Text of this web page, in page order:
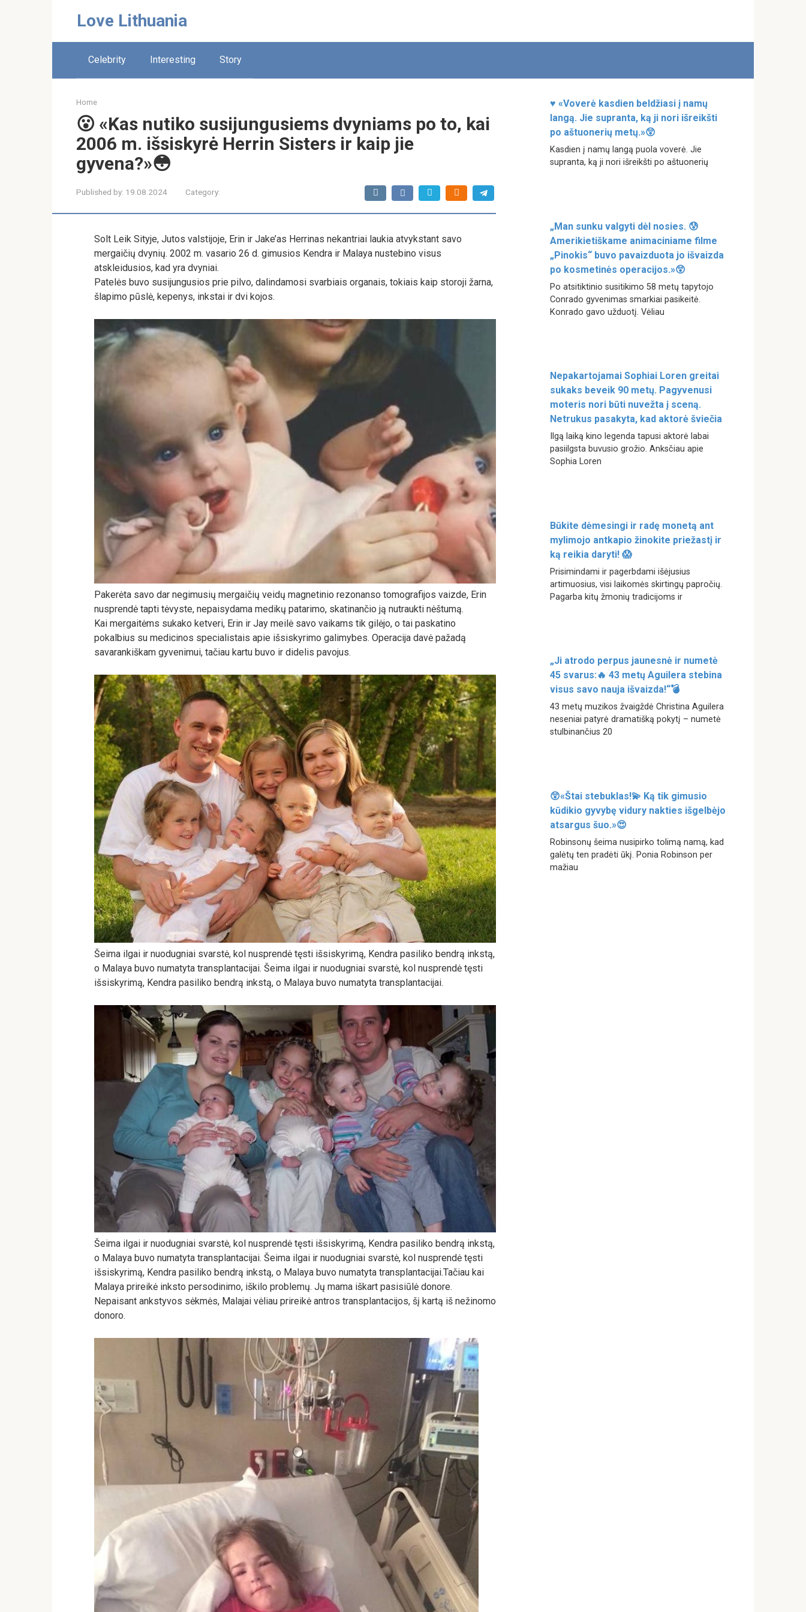
Love Lithuania
Celebrity Interesting Story
Home
😮 «Kas nutiko susijungusiems dvyniams po to, kai
2006 m. išsiskyrė Herrin Sisters ir kaip jie
gyvena?»😳
Published by: 19.08.2024 Category:
Solt Leik Sityje, Jutos valstijoje, Erin ir Jake’as Herrinas nekantriai laukia atvykstant savo
mergaičių dvynių. 2002 m. vasario 26 d. gimusios Kendra ir Malaya nustebino visus
atskleidusios, kad yra dvyniai.
Patelės buvo susijungusios prie pilvo, dalindamosi svarbiais organais, tokiais kaip storoji žarna,
šlapimo pūslė, kepenys, inkstai ir dvi kojos.
Pakerėta savo dar negimusių mergaičių veidų magnetinio rezonanso tomografijos vaizde, Erin
nusprendė tapti tėvyste, nepaisydama medikų patarimo, skatinančio ją nutraukti nėštumą.
Kai mergaitėms sukako ketveri, Erin ir Jay meilė savo vaikams tik gilėjo, o tai paskatino
pokalbius su medicinos specialistais apie išsiskyrimo galimybes. Operacija davė pažadą
savarankiškam gyvenimui, tačiau kartu buvo ir didelis pavojus.
Šeima ilgai ir nuodugniai svarstė, kol nusprendė tęsti išsiskyrimą, Kendra pasiliko bendrą inkstą,
o Malaya buvo numatyta transplantacijai. Šeima ilgai ir nuodugniai svarstė, kol nusprendė tęsti
išsiskyrimą, Kendra pasiliko bendrą inkstą, o Malaya buvo numatyta transplantacijai.
Šeima ilgai ir nuodugniai svarstė, kol nusprendė tęsti išsiskyrimą, Kendra pasiliko bendrą inkstą,
o Malaya buvo numatyta transplantacijai. Šeima ilgai ir nuodugniai svarstė, kol nusprendė tęsti
išsiskyrimą, Kendra pasiliko bendrą inkstą, o Malaya buvo numatyta transplantacijai.Tačiau kai
Malaya prireikė inksto persodinimo, iškilo problemų. Jų mama iškart pasisiūlė donore.
Nepaisant ankstyvos sėkmės, Malajai vėliau prireikė antros transplantacijos, šį kartą iš nežinomo
donoro.
♥ «Voverė kasdien beldžiasi į namų
langą. Jie supranta, ką ji nori išreikšti
po aštuonerių metų.»😲
Kasdien į namų langą puola voverė. Jie
supranta, ką ji nori išreikšti po aštuonerių
„Man sunku valgyti dėl nosies. 😰
Amerikietiškame animaciniame filme
„Pinokis“ buvo pavaizduota jo išvaizda
po kosmetinės operacijos.»😲
Po atsitiktinio susitikimo 58 metų tapytojo
Conrado gyvenimas smarkiai pasikeitė.
Konrado gavo užduotį. Vėliau
Nepakartojamai Sophiai Loren greitai
sukaks beveik 90 metų. Pagyvenusi
moteris nori būti nuvežta į sceną.
Netrukus pasakyta, kad aktorė šviečia
Ilgą laiką kino legenda tapusi aktorė labai
pasiilgsta buvusio grožio. Anksčiau apie
Sophia Loren
Būkite dėmesingi ir radę monetą ant
mylimojo antkapio žinokite priežastį ir
ką reikia daryti! 😱
Prisimindami ir pagerbdami išėjusius
artimuosius, visi laikomės skirtingų papročių.
Pagarba kitų žmonių tradicijoms ir
„Ji atrodo perpus jaunesnė ir numetė
45 svarus:🔥 43 metų Aguilera stebina
visus savo nauja išvaizda!“💣
43 metų muzikos žvaigždė Christina Aguilera
neseniai patyrė dramatišką pokytį – numetė
stulbinančius 20
😲«Štai stebuklas!💫 Ką tik gimusio
kūdikio gyvybę vidury nakties išgelbėjo
atsargus šuo.»😍
Robinsonų šeima nusipirko tolimą namą, kad
galėtų ten pradėti ūkį. Ponia Robinson per
mažiau